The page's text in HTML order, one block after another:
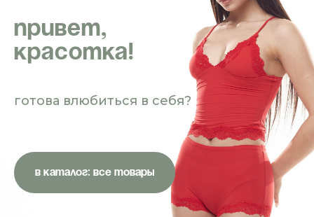
Привет,
красотка!
готова влюбиться в себя?
В КАТАЛОГ: ВСЕ ТОВАРЫ